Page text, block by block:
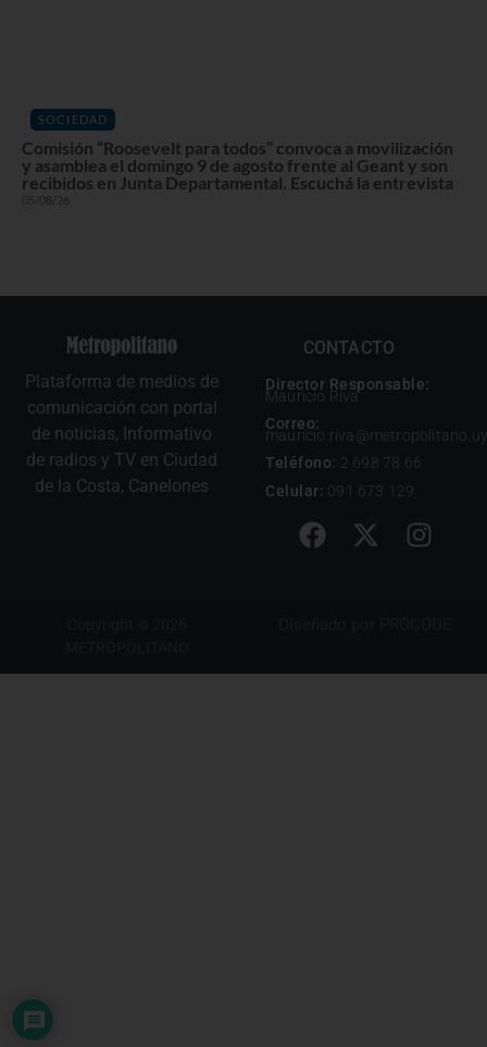
SOCIEDAD
Comisión “Roosevelt para todos” convoca a movilización
y asamblea el domingo 9 de agosto frente al Geant y son
recibidos en Junta Departamental. Escuchá la entrevista
05/08/26
Plataforma de medios de
comunicación con portal
de noticias, Informativo
de radios y TV en Ciudad
de la Costa, Canelones
CONTACTO
Director Responsable:
Mauricio Riva
Correo:
mauricio.riva@metropolitano.uy
Teléfono: 2 698 78 66
Celular: 091 673 129